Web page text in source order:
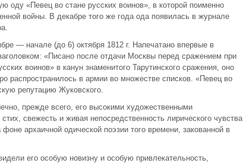
оду «Певец во стане русских воинов», в которой поименно
войны. В декабре того же года ода появилась в журнале
— начале (до 6) октября 1812 г. Напечатано впервые в
«Писано после отдачи Москвы перед сражением при
воинов» в канун знаменитого Тарутинского сражения, оно
распространилось в армии во множестве списков. «Певец во
репутацию Жуковского.
прежде всего, его высокими художественными
свежесть и живая непосредственность лирического чувства
архаичной одической поэзии того времени, закованной в
его особую новизну и особую привлекательность,